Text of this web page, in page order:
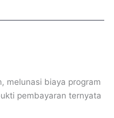
melunasi biaya program
pembayaran ternyata